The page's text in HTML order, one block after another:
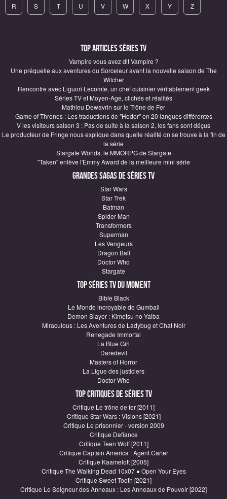
R S T U V W X Y Z
Top articles Séries TV
Vampire vous avez dit Vampire ?
Une préquelle aux aventures du Sorceleur avant la nouvelle saison de The
Witcher
Rencontre avec Liguori Lecomte, un chef cuisinier véritablement geek
Séries TV et Moyen-Age, clichés et réalités
Mathieu Dewavrin sur le Trône de Fer
Game of Thrones : Les traductions de "Hodor" en 20 langues différentes
V les visiteurs saison 3 : Pas de suite à la saison 2, les fans sont déçus
Le producteur de Fringe nous explique dans quelle réalité on se trouve à la fin de
la série
Stargate Worlds, le MMORPG de Stargate
"Taken" enlève l'Emmy Award de la meilleure mini série
Grandes sagas de Séries TV
Star Wars
Star Trek
Batman
Spider-Man
Transformers
Superman
Les Vengeurs
Dragon Ball
Doctor Who
Stargate
Top Séries TV du moment
Bible Black
Le Monde incroyable de Gumball
Demon Slayer : Kimetsu no Yaiba
Miraculous : Les Aventures de Ladybug et Chat Noir
Renegade Immortal
La Blue Girl
Daredevil
Masters of Horror
La Ligue des justiciers
Doctor Who
Top critiques de Séries TV
Critique Le trône de fer [2011]
Critique Star Wars : Visions [2021]
Critique Le prisonnier - version 2009
Critique Defiance
Critique Teen Wolf [2011]
Critique Captain America : Agent Carter
Critique Kaamelott [2005]
Critique The Walking Dead 10x07 ● Open Your Eyes
Critique Sweet Tooth [2021]
Critique Le Seigneur des Anneaux : Les Anneaux de Pouvoir [2022]